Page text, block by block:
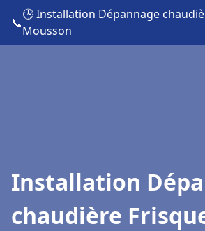
📞
🕒 Installation Dépannage
Mousson
Installation
chaudière